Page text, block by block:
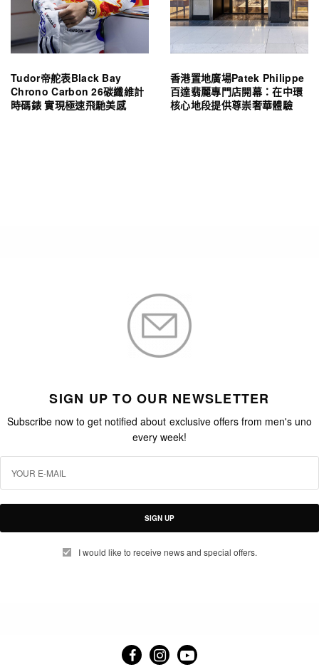
Tudor帝舵表Black Bay
Chrono Carbon 26碳纖維計
時碼錶 實現極速飛馳美感
香港置地廣場Patek Philippe
百達翡麗專門店開幕：在中環
核心地段提供尊崇奢華體驗
SIGN UP TO OUR NEWSLETTER
Subscribe now to get notified about exclusive offers from men's uno
every week!
SIGN UP
I would like to receive news and special offers.